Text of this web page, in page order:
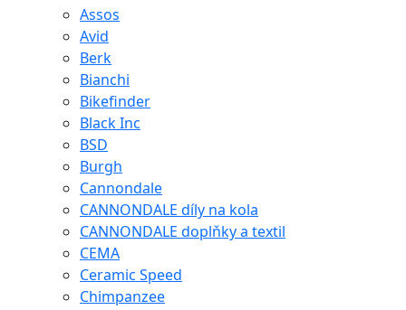
Assos
Avid
Berk
Bianchi
Bikefinder
Black Inc
BSD
Burgh
Cannondale
CANNONDALE díly na kola
CANNONDALE doplňky a textil
CEMA
Ceramic Speed
Chimpanzee